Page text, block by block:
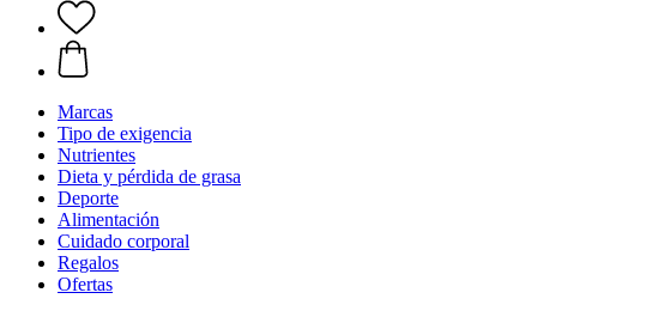
Marcas
Tipo de exigencia
Nutrientes
Dieta y pérdida de grasa
Deporte
Alimentación
Cuidado corporal
Regalos
Ofertas